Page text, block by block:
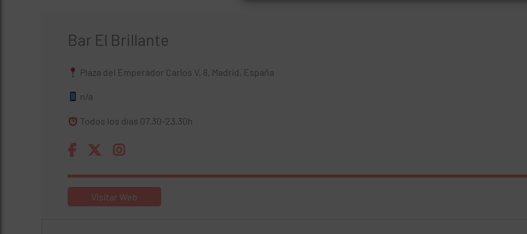
Bar El Brillante
Plaza del Emperador Carlos V, 8, Madrid, España
n/a
Todos los días 07.30-23.30h
Visitar Web